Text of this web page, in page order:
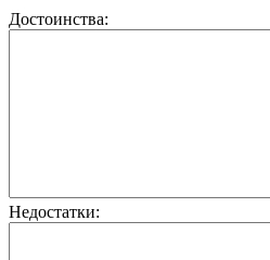
Достоинства:
Недостатки: